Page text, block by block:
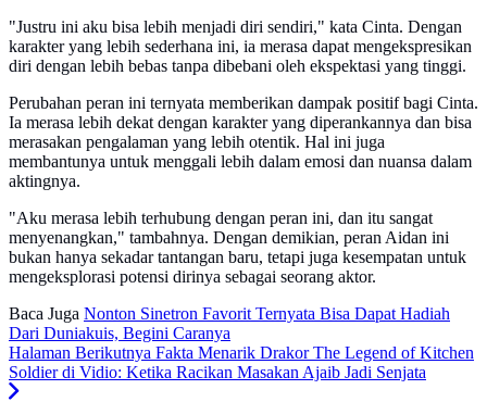
"Justru ini aku bisa lebih menjadi diri sendiri," kata Cinta. Dengan
karakter yang lebih sederhana ini, ia merasa dapat mengekspresikan
diri dengan lebih bebas tanpa dibebani oleh ekspektasi yang tinggi.
Perubahan peran ini ternyata memberikan dampak positif bagi Cinta.
Ia merasa lebih dekat dengan karakter yang diperankannya dan bisa
merasakan pengalaman yang lebih otentik. Hal ini juga
membantunya untuk menggali lebih dalam emosi dan nuansa dalam
aktingnya.
"Aku merasa lebih terhubung dengan peran ini, dan itu sangat
menyenangkan," tambahnya. Dengan demikian, peran Aidan ini
bukan hanya sekadar tantangan baru, tetapi juga kesempatan untuk
mengeksplorasi potensi dirinya sebagai seorang aktor.
Baca Juga Nonton Sinetron Favorit Ternyata Bisa Dapat Hadiah
Dari Duniakuis, Begini Caranya
Halaman Berikutnya Fakta Menarik Drakor The Legend of Kitchen
Soldier di Vidio: Ketika Racikan Masakan Ajaib Jadi Senjata